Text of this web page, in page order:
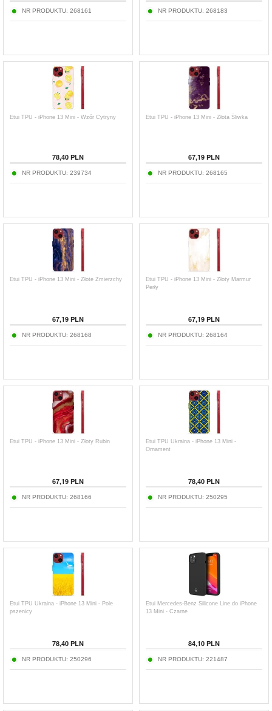
NR PRODUKTU: 268161 NR PRODUKTU: 268183
Etui TPU - iPhone 13 Mini - Wzór Cytryny
78,40 PLN
NR PRODUKTU: 239734
Etui TPU - iPhone 13 Mini - Złota Śliwka
67,19 PLN
NR PRODUKTU: 268165
Etui TPU - iPhone 13 Mini - Złote Zmierzchy
67,19 PLN
NR PRODUKTU: 268168
Etui TPU - iPhone 13 Mini - Złoty Marmur
Perły
67,19 PLN
NR PRODUKTU: 268164
Etui TPU - iPhone 13 Mini - Złoty Rubin
67,19 PLN
NR PRODUKTU: 268166
Etui TPU Ukraina - iPhone 13 Mini -
Ornament
78,40 PLN
NR PRODUKTU: 250295
Etui TPU Ukraina - iPhone 13 Mini - Pole
pszenicy
78,40 PLN
NR PRODUKTU: 250296
Etui Mercedes-Benz Silicone Line do iPhone
13 Mini - Czarne
84,10 PLN
NR PRODUKTU: 221487